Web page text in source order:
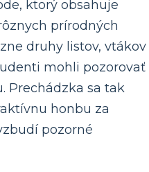
ktorý obsahuje
prírodných
druhy listov, vtákov
mohli pozorovať
Prechádzka sa tak
honbu za
pozorné